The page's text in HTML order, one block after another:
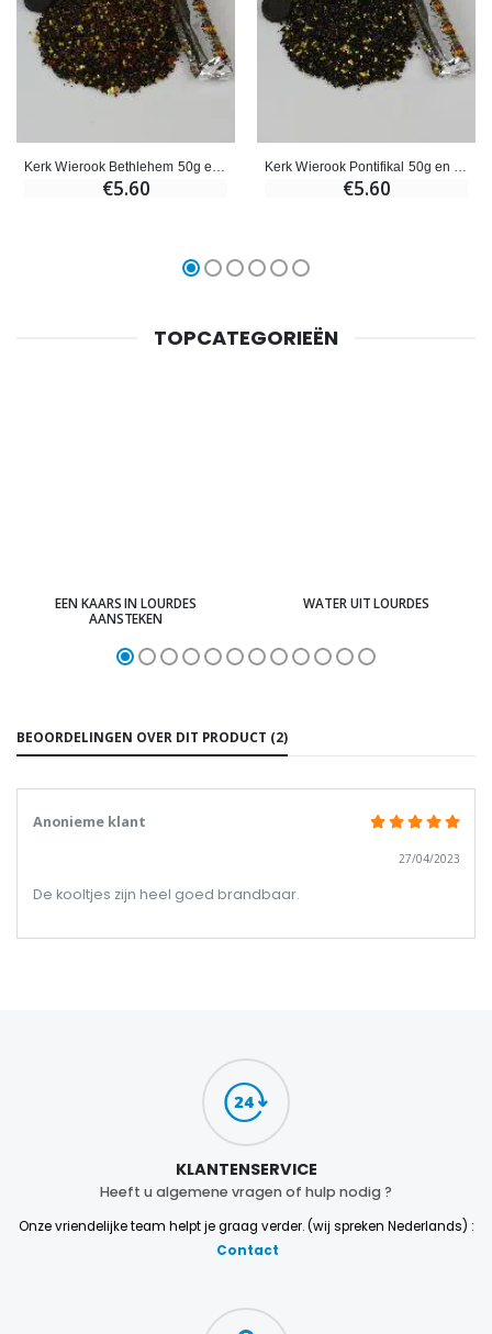
€5.60 €5.60
TOPCATEGORIEËN
EEN KAARS IN LOURDES
AANSTEKEN
WATER UIT LOURDES
BEOORDELINGEN OVER DIT PRODUCT (2)
Anonieme klant
27/04/2023
De kooltjes zijn heel goed brandbaar.
KLANTENSERVICE
Heeft u algemene vragen of hulp nodig ?
Onze vriendelijke team helpt je graag verder. (wij spreken Nederlands) :
Contact